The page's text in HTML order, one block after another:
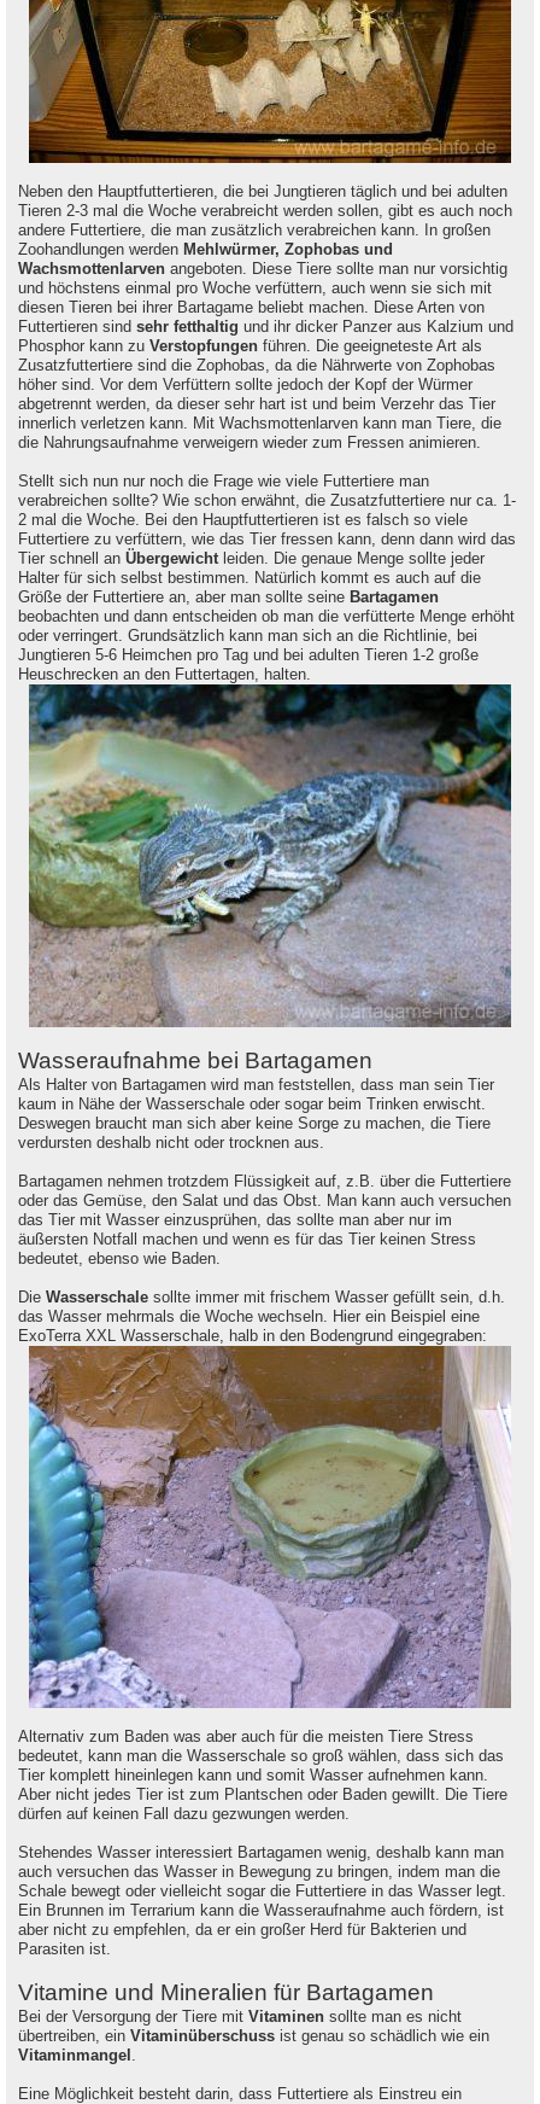
Neben den Hauptfuttertieren, die bei Jungtieren täglich und bei adulten
Tieren 2-3 mal die Woche verabreicht werden sollen, gibt es auch noch
andere Futtertiere, die man zusätzlich verabreichen kann. In großen
Zoohandlungen werden Mehlwürmer, Zophobas und
Wachsmottenlarven angeboten. Diese Tiere sollte man nur vorsichtig
und höchstens einmal pro Woche verfüttern, auch wenn sie sich mit
diesen Tieren bei ihrer Bartagame beliebt machen. Diese Arten von
Futtertieren sind sehr fetthaltig und ihr dicker Panzer aus Kalzium und
Phosphor kann zu Verstopfungen führen. Die geeigneteste Art als
Zusatzfuttertiere sind die Zophobas, da die Nährwerte von Zophobas
höher sind. Vor dem Verfüttern sollte jedoch der Kopf der Würmer
abgetrennt werden, da dieser sehr hart ist und beim Verzehr das Tier
innerlich verletzen kann. Mit Wachsmottenlarven kann man Tiere, die
die Nahrungsaufnahme verweigern wieder zum Fressen animieren.
Stellt sich nun nur noch die Frage wie viele Futtertiere man
verabreichen sollte? Wie schon erwähnt, die Zusatzfuttertiere nur ca. 1-
2 mal die Woche. Bei den Hauptfuttertieren ist es falsch so viele
Futtertiere zu verfüttern, wie das Tier fressen kann, denn dann wird das
Tier schnell an Übergewichtleiden. Die genaue Menge sollte jeder
Halter für sich selbst bestimmen. Natürlich kommt es auch auf die
Größe der Futtertiere an, aber man sollte seine Bartagamen
beobachten und dann entscheiden ob man die verfütterte Menge erhöht
oder verringert. Grundsätzlich kann man sich an die Richtlinie, bei
Jungtieren 5-6 Heimchen pro Tag und bei adulten Tieren 1-2 große
Heuschrecken an den Futtertagen, halten.
Wasseraufnahme bei Bartagamen
Als Halter von Bartagamen wird man feststellen, dass man sein Tier
kaum in Nähe der Wasserschale oder sogar beim Trinken erwischt.
Deswegen braucht man sich aber keine Sorge zu machen, die Tiere
verdursten deshalb nicht oder trocknen aus.
Bartagamen nehmen trotzdem Flüssigkeit auf, z.B. über die Futtertiere
oder das Gemüse, den Salat und das Obst. Man kann auch versuchen
das Tier mit Wasser einzusprühen, das sollte man aber nur im
äußersten Notfall machen und wenn es für das Tier keinen Stress
bedeutet, ebenso wie Baden.
Die Wasserschale sollte immer mit frischem Wasser gefüllt sein, d.h.
das Wasser mehrmals die Woche wechseln. Hier ein Beispiel eine
ExoTerra XXL Wasserschale, halb in den Bodengrund eingegraben:
Alternativ zum Baden was aber auch für die meisten Tiere Stress
bedeutet, kann man die Wasserschale so groß wählen, dass sich das
Tier komplett hineinlegen kann und somit Wasser aufnehmen kann.
Aber nicht jedes Tier ist zum Plantschen oder Baden gewillt. Die Tiere
dürfen auf keinen Fall dazu gezwungen werden.
Stehendes Wasser interessiert Bartagamen wenig, deshalb kann man
auch versuchen das Wasser in Bewegung zu bringen, indem man die
Schale bewegt oder vielleicht sogar die Futtertiere in das Wasser legt.
Ein Brunnen im Terrarium kann die Wasseraufnahme auch fördern, ist
aber nicht zu empfehlen, da er ein großer Herd für Bakterien und
Parasiten ist.
Vitamine und Mineralien für Bartagamen
Bei der Versorgung der Tiere mit Vitaminen sollte man es nicht
übertreiben, ein Vitaminüberschuss ist genau so schädlich wie ein
Vitaminmangel .
Eine Möglichkeit besteht darin, dass Futtertiere als Einstreu ein